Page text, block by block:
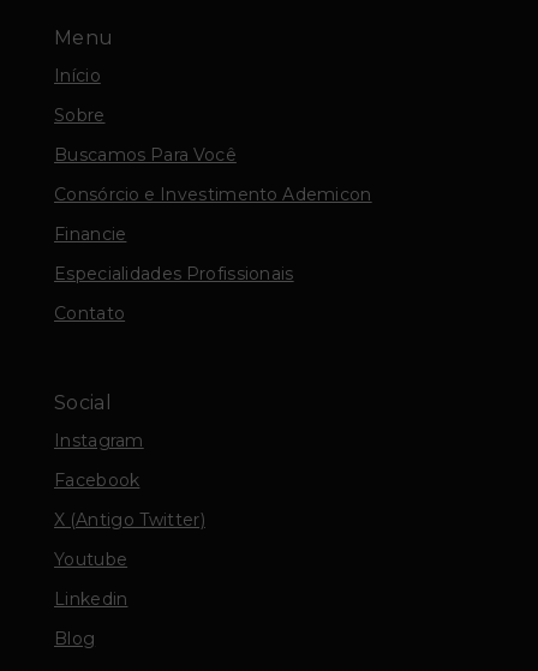
Menu
Início
Sobre
Buscamos Para Você
Consórcio e Investimento Ademicon
Financie
Especialidades Profissionais
Contato
Social
Instagram
Facebook
X (Antigo Twitter)
Youtube
Linkedin
Blog